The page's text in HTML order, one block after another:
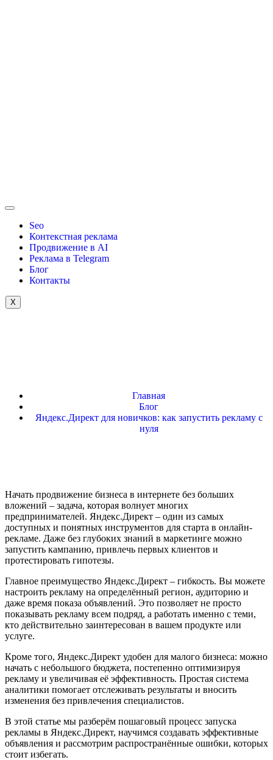
Seo
Контекстная реклама
Продвижение в AI
Реклама в Telegram
Блог
Контакты
X
Главная
Блог
Яндекс.Директ для новичков: как запустить рекламу с
нуля
Начать продвижение бизнеса в интернете без больших
вложений – задача, которая волнует многих
предпринимателей. Яндекс.Директ – один из самых
доступных и понятных инструментов для старта в онлайн-
рекламе. Даже без глубоких знаний в маркетинге можно
запустить кампанию, привлечь первых клиентов и
протестировать гипотезы.
Главное преимущество Яндекс.Директ – гибкость. Вы можете
настроить рекламу на определённый регион, аудиторию и
даже время показа объявлений. Это позволяет не просто
показывать рекламу всем подряд, а работать именно с теми,
кто действительно заинтересован в вашем продукте или
услуге.
Кроме того, Яндекс.Директ удобен для малого бизнеса: можно
начать с небольшого бюджета, постепенно оптимизируя
рекламу и увеличивая её эффективность. Простая система
аналитики помогает отслеживать результаты и вносить
изменения без привлечения специалистов.
В этой статье мы разберём пошаговый процесс запуска
рекламы в Яндекс.Директ, научимся создавать эффективные
объявления и рассмотрим распространённые ошибки, которых
стоит избегать.